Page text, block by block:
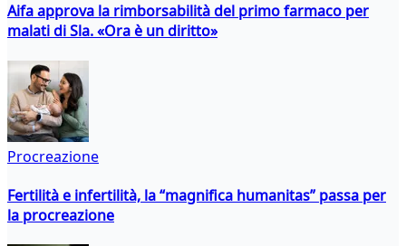
Aifa approva la rimborsabilità del primo farmaco per
malati di Sla. «Ora è un diritto»
Procreazione
Fertilità e infertilità, la “magnifica humanitas” passa per
la procreazione